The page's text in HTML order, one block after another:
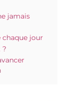
jamais
chaque jour
?